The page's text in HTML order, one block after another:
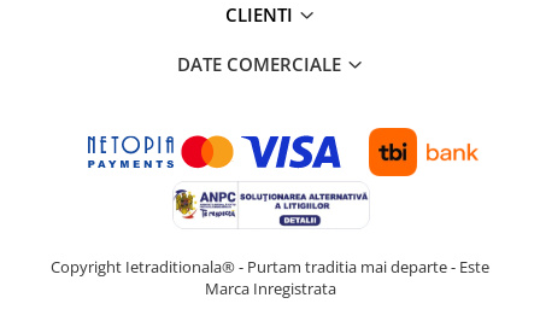
CLIENTI
DATE COMERCIALE
Copyright Ietraditionala® - Purtam traditia mai departe - Este
Marca Inregistrata